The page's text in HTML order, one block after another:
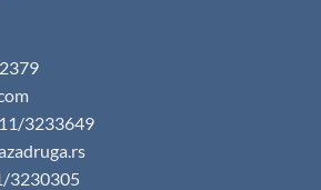
3233649
3230305